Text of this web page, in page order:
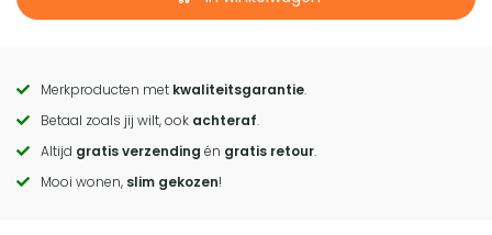
Call
to
actions
Merkproducten met kwaliteitsgarantie.
Betaal zoals jij wilt, ook achteraf.
Altijd gratis verzending én gratis retour.
Mooi wonen, slim gekozen!